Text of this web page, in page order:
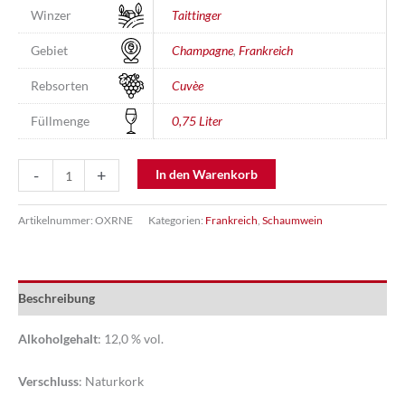
Winzer Taittinger
Gebiet Champagne, Frankreich
Rebsorten Cuvèe
Füllmenge 0,75 Liter
-
Champagner
Brut
Réserve
Menge
+ In den Warenkorb
Artikelnummer: OXRNE Kategorien: Frankreich, Schaumwein
Beschreibung
Alkoholgehalt: 12,0 % vol.
Verschluss: Naturkork